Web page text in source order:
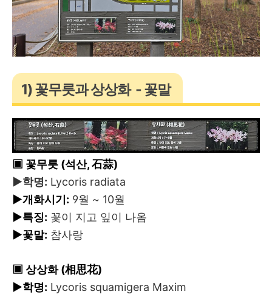
1) 꽃무릇과 상상화 - 꽃말
▣ 꽃무릇 (석산, 石蒜)
▶학명: Lycoris radiata
▶개화시기: 9월 ~ 10월
▶특징: 꽃이 지고 잎이 나옴
▶꽃말: 참사랑
▣ 상상화 (相思花)
▶학명: Lycoris squamigera Maxim